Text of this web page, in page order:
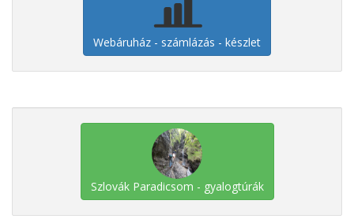
Webáruház - számlázás - készlet
Szlovák Paradicsom - gyalogtúrák